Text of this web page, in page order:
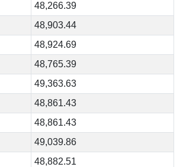
48,266.39
48,903.44
48,924.69
48,765.39
49,363.63
48,861.43
48,861.43
49,039.86
48,882.51